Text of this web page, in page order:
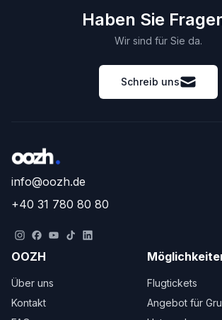
Haben Sie
Wir sind für Sie da.
Schreib uns
info@oozh.de
+40 31 780 80 80
OOZH
Über uns
Kontakt
Flugtickets
Angebot für